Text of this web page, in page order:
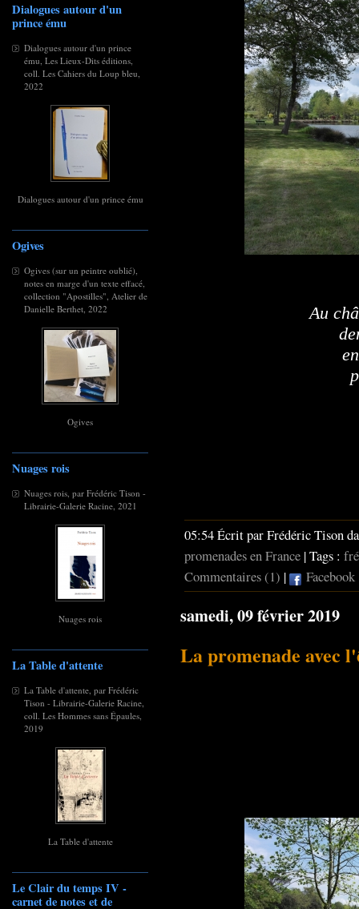
Dialogues autour d'un
prince ému
Dialogues autour d'un prince
ému, Les Lieux-Dits éditions,
coll. Les Cahiers du Loup bleu,
2022
Dialogues autour d'un prince ému
Ogives
Ogives (sur un peintre oublié),
notes en marge d'un texte effacé,
collection "Apostilles", Atelier de
Danielle Berthet, 2022
Ogives
Nuages rois
Nuages rois, par Frédéric Tison -
Librairie-Galerie Racine, 2021
Nuages rois
La Table d'attente
La Table d'attente, par Frédéric
Tison - Librairie-Galerie Racine,
coll. Les Hommes sans Épaules,
2019
La Table d'attente
Le Clair du temps IV -
carnet de notes et de
Au
05:54 Écrit par Frédéric Tison
promenades en France | Tags :
Commentaires (1) | Facebook
samedi, 09 février 2019
La promenade avec